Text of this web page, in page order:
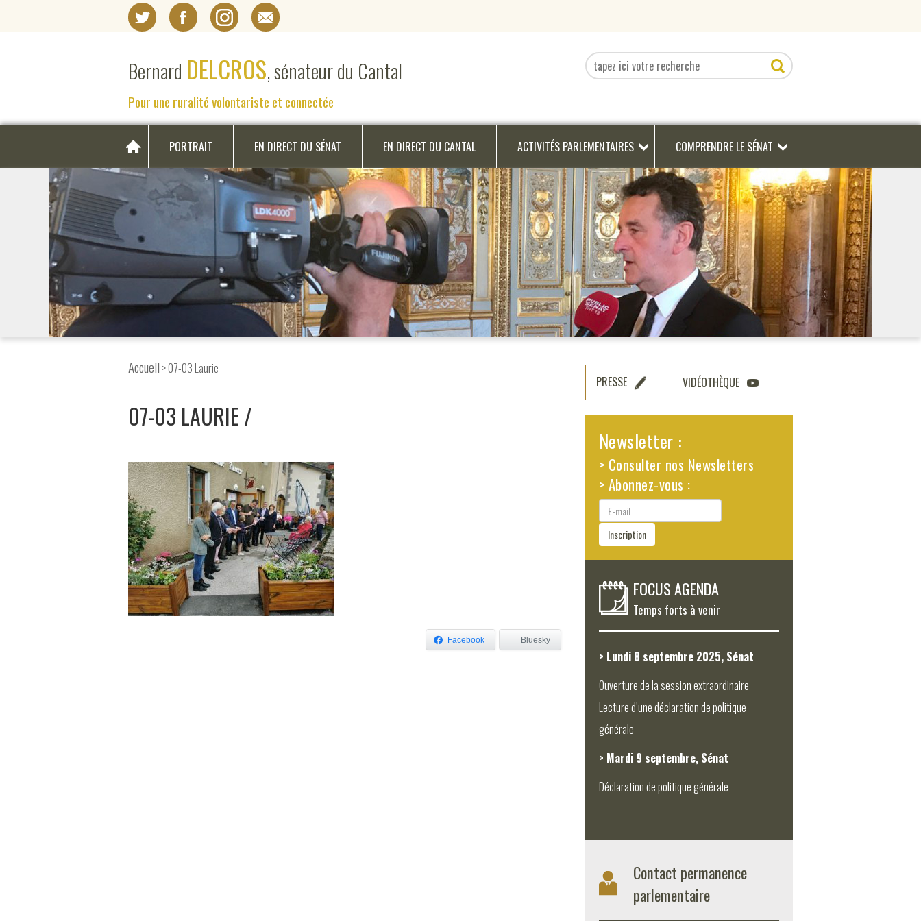
Bernard DELCROS, sénateur du Cantal
Pour une ruralité volontariste et connectée
PORTRAIT EN DIRECT DU SÉNAT EN DIRECT DU CANTAL ACTIVITÉS PARLEMENTAIRES COMPRENDRE LE SÉNAT
Accueil > 07-03 Laurie
07-03 LAURIE
Facebook Bluesky
PRESSE VIDÉOTHÈQUE
Newsletter :
> Consulter nos Newsletters
> Abonnez-vous :
E-
mail
Inscription
FOCUS AGENDA
Temps forts à venir
> Lundi 8 septembre 2025, Sénat
Ouverture de la session extraordinaire –
Lecture d’une déclaration de politique
générale
> Mardi 9 septembre, Sénat
Déclaration de politique générale
Contact permanence
parlementaire